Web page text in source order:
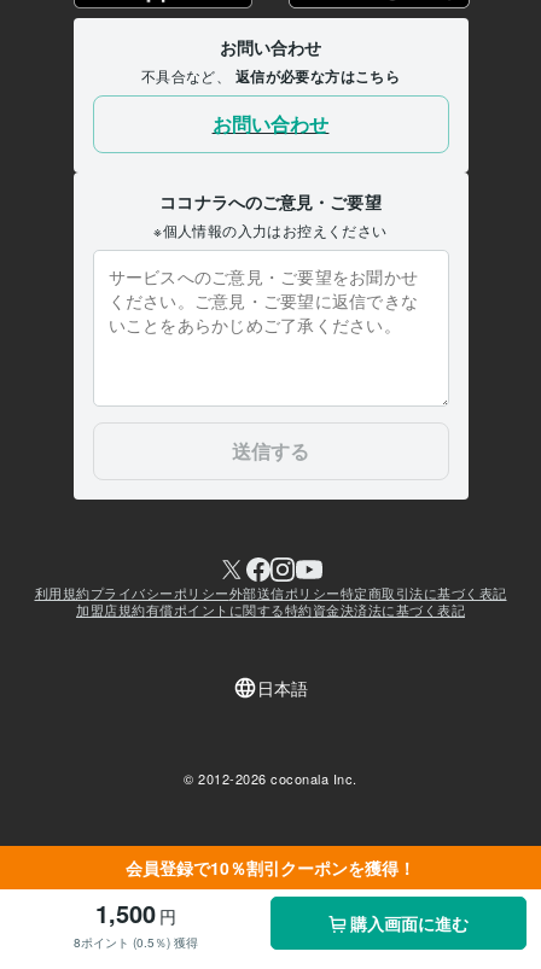
会員登録で10％割引クーポンを獲得！
1,500 円
8ポイント (0.5％) 獲得
購入画面に進む